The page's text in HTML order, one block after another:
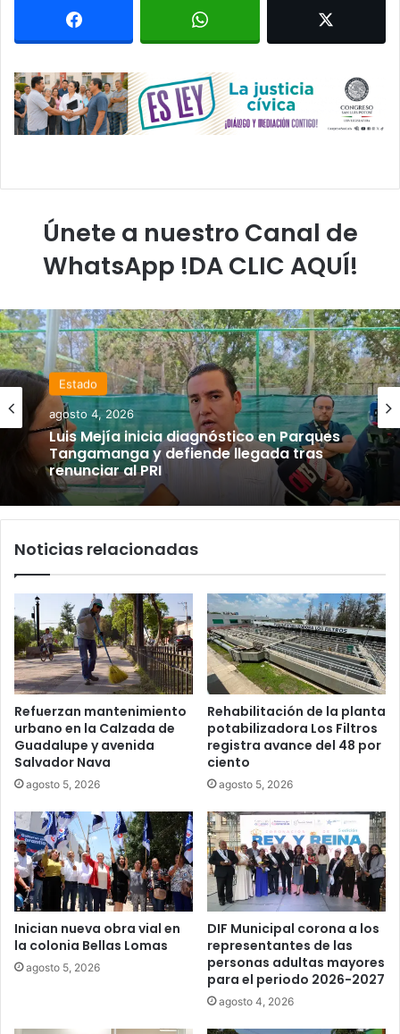
Únete a nuestro Canal de
WhatsApp !DA CLIC AQUÍ!
Estado
agosto 4, 2026
Luis Mejía inicia diagnóstico en Parques
Tangamanga y defiende llegada tras
renunciar al PRI
Noticias relacionadas
Refuerzan mantenimiento
urbano en la Calzada de
Guadalupe y avenida
Salvador Nava
agosto 5, 2026
Rehabilitación de la planta
potabilizadora Los Filtros
registra avance del 48 por
ciento
agosto 5, 2026
Inician nueva obra vial en
la colonia Bellas Lomas
agosto 5, 2026
DIF Municipal corona a los
representantes de las
personas adultas mayores
para el periodo 2026-2027
agosto 4, 2026